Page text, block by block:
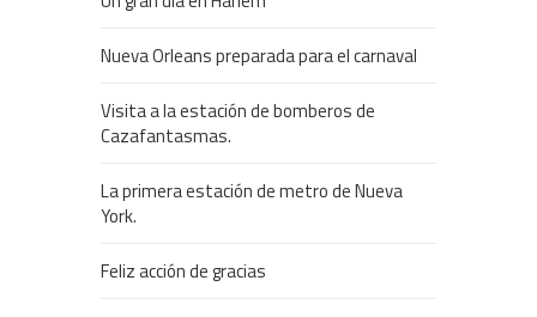
Nueva Orleans preparada para el carnaval
Visita a la estación de bomberos de
Cazafantasmas.
La primera estación de metro de Nueva
York.
Feliz acción de gracias